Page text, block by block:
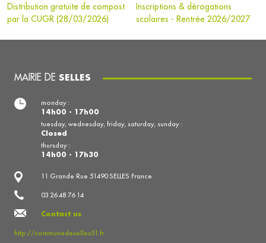
Distribution gratuite de compost
par la CUGR (28/03/2026)
Inscriptions & dérogations
scolaires - Rentrée 2026/2027
MAIRIE DE SELLES
11 Grande Rue 51490 SELLES France
03 26 48 76 14
Contact us
http://communedeselles51.fr
monday :
14h00 - 17h00
tuesday, wednesday, friday, saturday, sunday :
Closed
thursday :
14h00 - 17h30